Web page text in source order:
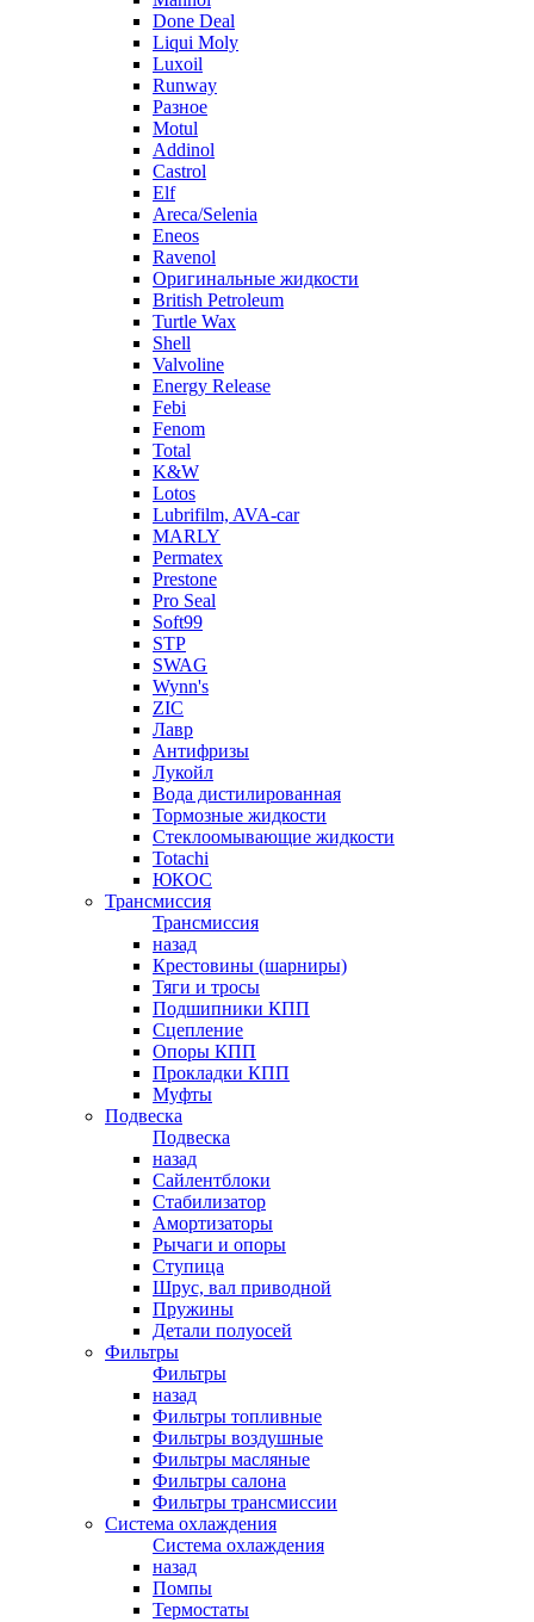
Done Deal
Liqui Moly
Luxoil
Runway
Разное
Motul
Addinol
Castrol
Elf
Areca/Selenia
Eneos
Ravenol
Оригинальные жидкости
British Petroleum
Turtle Wax
Shell
Valvoline
Energy Release
Febi
Fenom
Total
K&W
Lotos
Lubrifilm, AVA-car
MARLY
Permatex
Prestone
Pro Seal
Soft99
STP
SWAG
Wynn's
ZIC
Лавр
Антифризы
Лукойл
Вода дистилированная
Тормозные жидкости
Стеклоомывающие жидкости
Totachi
ЮКОС
Трансмиссия
Трансмиссия
назад
Крестовины (шарниры)
Тяги и тросы
Подшипники КПП
Сцепление
Опоры КПП
Прокладки КПП
Муфты
Подвеска
Подвеска
назад
Сайлентблоки
Стабилизатор
Амортизаторы
Рычаги и опоры
Ступица
Шрус, вал приводной
Пружины
Детали полуосей
Фильтры
Фильтры
назад
Фильтры топливные
Фильтры воздушные
Фильтры масляные
Фильтры салона
Фильтры трансмиссии
Система охлаждения
Система охлаждения
назад
Помпы
Термостаты